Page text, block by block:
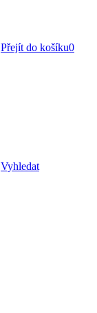
Přejít do košíku0
Vyhledat